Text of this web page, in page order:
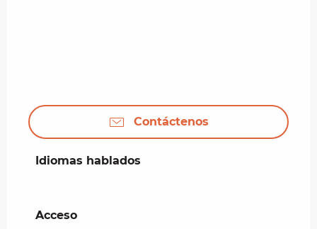
Contáctenos
Idiomas hablados
Idiomas hablados
Acceso
Acceso